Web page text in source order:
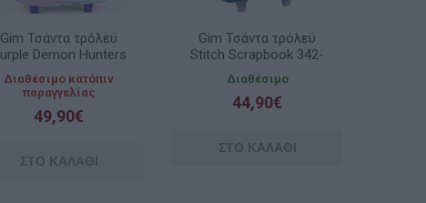
Gim Τσάντα τρόλεϋ
Demon Hunters
364-02074
Διαθέσιμο κατόπιν
παραγγελίας
49,90€
Gim Τσάντα τρόλεϋ
Stitch Scrapbook 342-
04074
Διαθέσιμο
44,90€